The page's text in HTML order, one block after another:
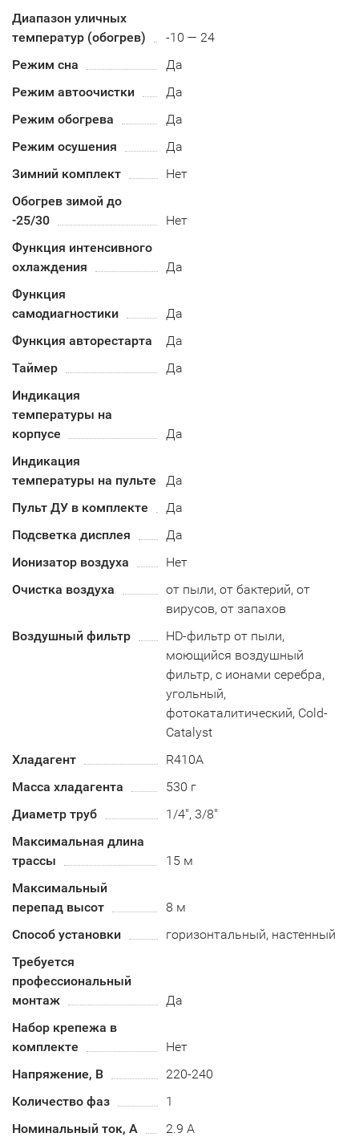
Диапазон уличных
температур (обогрев)
-10 — 24
Режим сна
Да
Режим автоочистки
Да
Режим обогрева
Да
Режим осушения
Да
Зимний комплект
Нет
Обогрев зимой до
-25/30
Нет
Функция интенсивного
охлаждения
Да
Функция
самодиагностики
Да
Функция авторестарта
Да
Таймер
Да
Индикация
температуры на
корпусе
Да
Индикация
температуры на пульте
Да
Пульт ДУ в комплекте
Да
Подсветка дисплея
Да
Ионизатор воздуха
Нет
Очистка воздуха
от пыли, от бактерий, от
вирусов, от запахов
Воздушный фильтр
HD-фильтр от пыли,
моющийся воздушный
фильтр, с ионами серебра,
угольный,
фотокаталитический, Cold-
Catalyst
Хладагент
R410А
Масса хладагента
530 г
Диаметр труб
1/4", 3/8"
Максимальная длина
трассы
15 м
Максимальный
перепад высот
8 м
Способ установки
горизонтальный, настенный
Требуется
профессиональный
монтаж
Да
Набор крепежа в
комплекте
Нет
Напряжение, В
220-240
Количество фаз
1
Номинальный ток, А
2.9 А